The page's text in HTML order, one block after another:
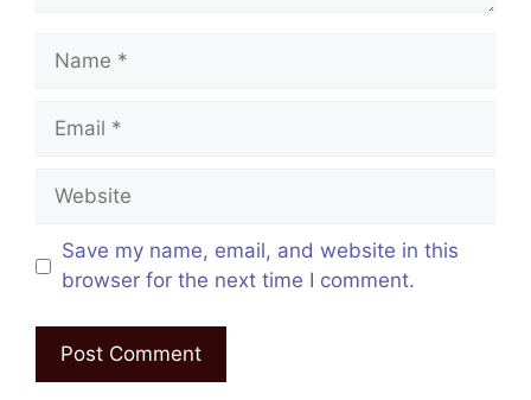
Name
Email
Website
Save my name, email, and website in this
browser for the next time I comment.